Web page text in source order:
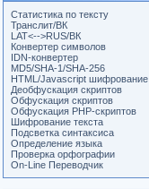
Статистика по тексту
Транслит/ВК
LAT<-->RUS/ВК
Конвертер символов
IDN-конвертер
MD5/SHA-1/SHA-256
HTML/Javascript шифрование
Деобфускация скриптов
Обфускация скриптов
Обфускация PHP-скриптов
Шифрование текста
Подсветка синтаксиса
Определение языка
Проверка орфографии
On-Line Переводчик